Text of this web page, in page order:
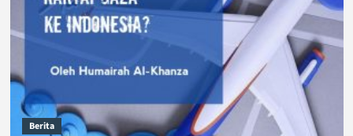
Sebuah
Solusi
Berita